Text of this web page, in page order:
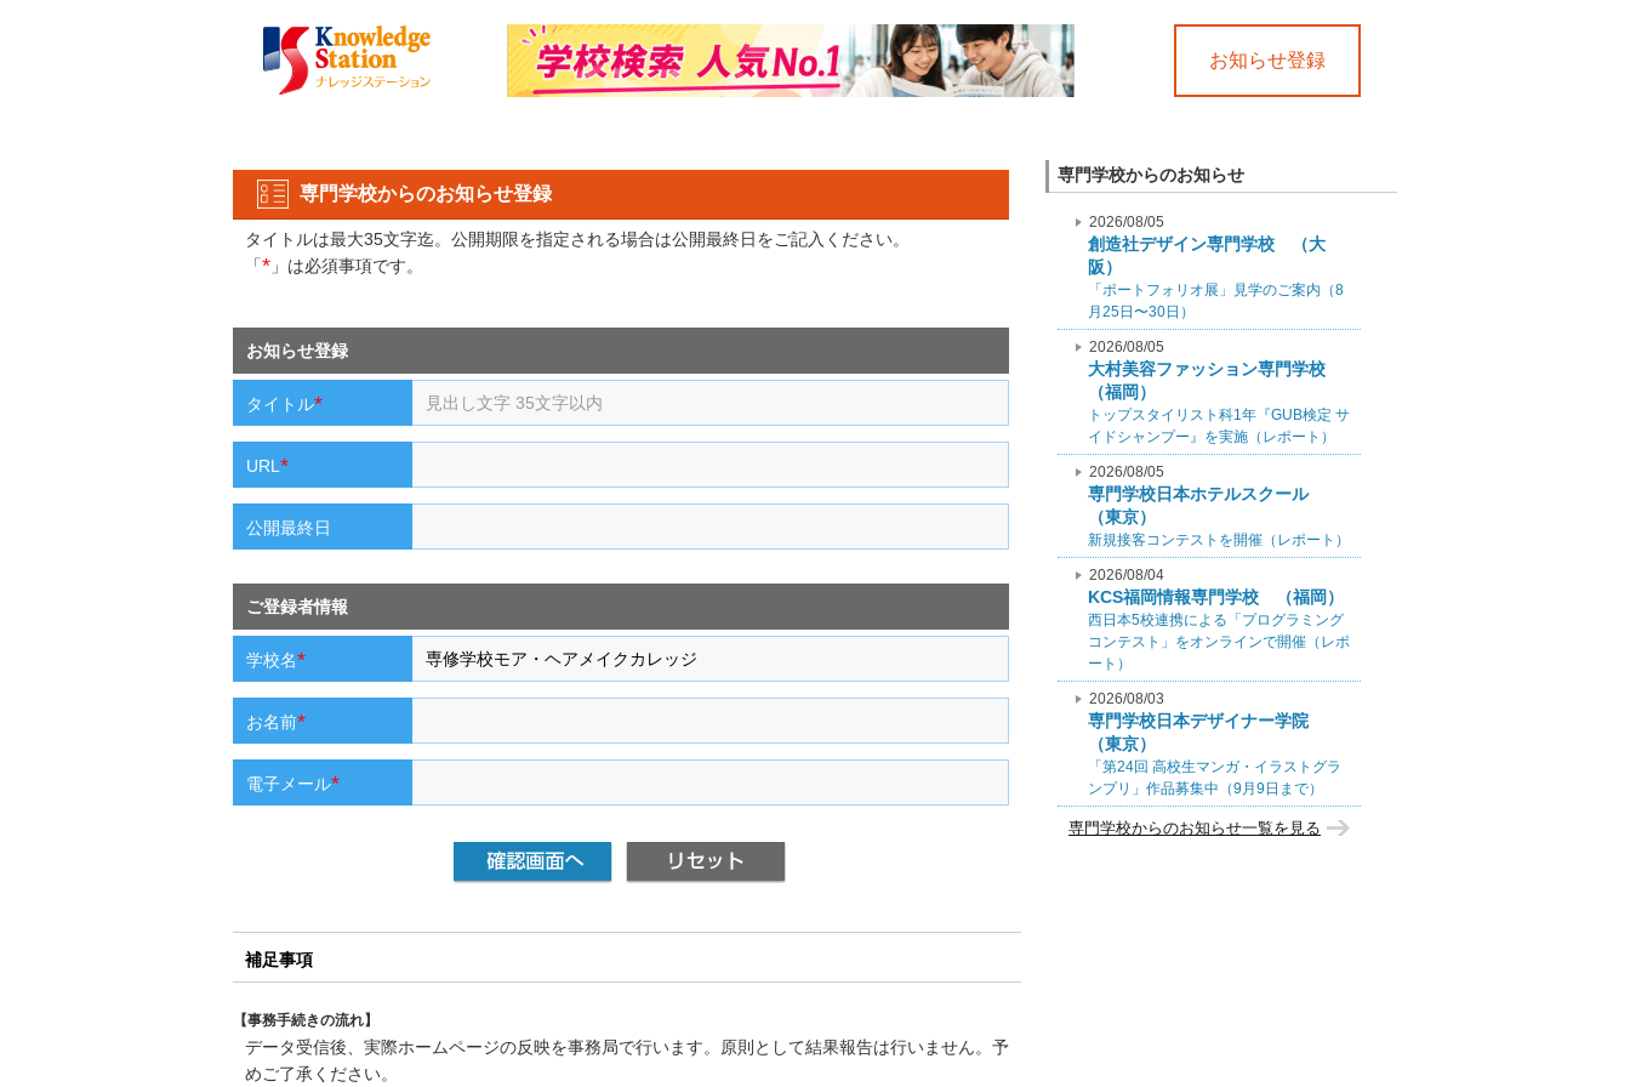
お知らせ登録
専門学校からのお知らせ登録
タイトルは最大35文字迄。公開期限を指定される場合は公開最終日をご記入ください。
「* 」は必須事項です。
お知らせ登録
タイトル*
URL *
公開最終日
ご登録者情報
学校名*
お名前*
電子メール*
補足事項
【事務手続きの流れ】
データ受信後、実際ホームページの反映を事務局で行います。原則として結果報告は行いません。予
めご了承ください。
専門学校からのお知らせ
2026/08/05
創造社デザイン専門学校 （大
阪）
「ポートフォリオ展」見学のご案内（8
月25日〜30日）
2026/08/05
大村美容ファッション専門学校
（福岡）
トップスタイリスト科1年『GUB検定 サ
イドシャンプー』を実施（レポート）
2026/08/05
専門学校日本ホテルスクール
（東京）
新規接客コンテストを開催（レポート）
2026/08/04
KCS福岡情報専門学校 （福岡）
西日本5校連携による「プログラミング
コンテスト」をオンラインで開催（レポ
ート）
2026/08/03
専門学校日本デザイナー学院
（東京）
「第24回 高校生マンガ・イラストグラ
ンプリ」作品募集中（9月9日まで）
専門学校からのお知らせ一覧を見る